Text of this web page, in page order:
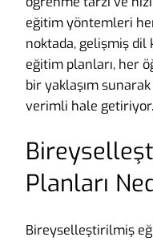
eğitim yöntemleri
noktada, gelişmiş
eğitim planları, her
bir yaklaşım
verimli hale getiriyor.
Planları
Bireyselleştirilmiş